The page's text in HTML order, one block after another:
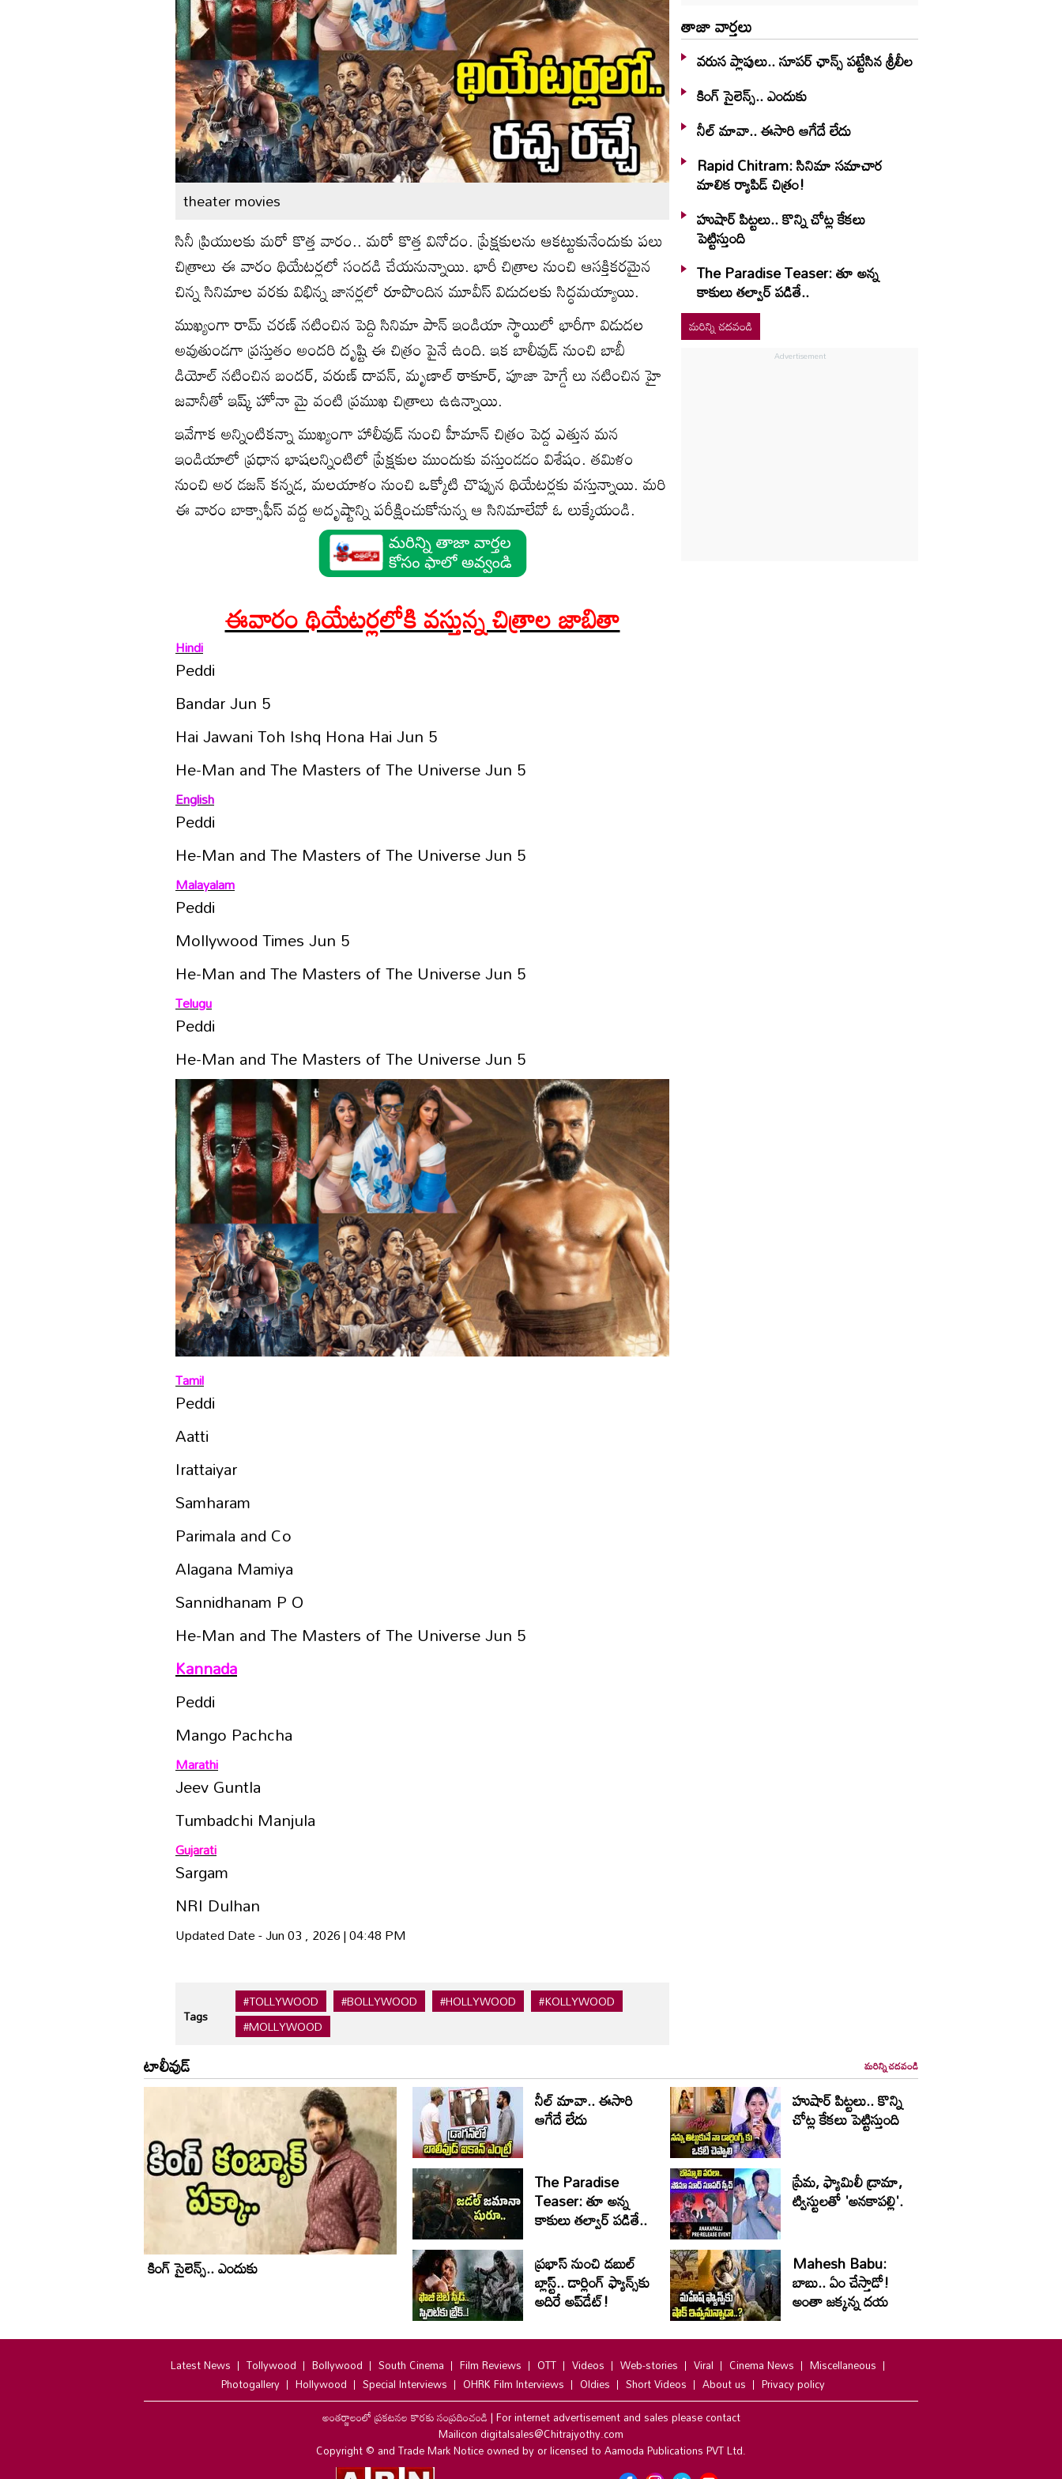
theater movies
సినీ ప్రియులకు మరో కొత్త వారం.. మరో కొత్త వినోదం. ప్రేక్షకులను ఆకట్టుకునేందుకు పలు
చిత్రాలు ఈ వారం థియేటర్లలో సందడి చేయనున్నాయి. భారీ చిత్రాల నుంచి ఆసక్తికరమైన
చిన్న సినిమాల వరకు విభిన్న జానర్లలో రూపొందిన మూవీస్ విడుదలకు సిద్ధమయ్యాయి.
ముఖ్యంగా రామ్ చ‌ర‌ణ్ న‌టించిన పెద్ది సినిమా పాన్ ఇండియా స్థాయిలో భారీగా విడుద‌ల
అవుతుండ‌గా ప్ర‌స్తుతం అంద‌రి దృష్టి ఈ చిత్రం పైనే ఉంది. ఇక బాలీవుడ్ నుంచి బాబీ
డియోల్ న‌టించిన బంద‌ర్‌, వ‌రుణ్ దావ‌న్‌, మృణాల్ ఠాకూర్‌, పూజా హెగ్డే లు న‌టించిన హై
జ‌వానీతో ఇష్క్ హోనా మై వంటి ప్ర‌ముఖ‌ చిత్రాలు ఉఉన్నాయి.
ఇవేగాక అన్నింటిక‌న్నా ముఖ్యంగా హాలీవుడ్ నుంచి హీమాన్ చిత్రం పెద్ద ఎత్తున మ‌న
ఇండియాలో ప్ర‌ధాన భాష‌లన్నింటిలో ప్రేక్ష‌కుల ముందుకు వ‌స్తుండ‌డం విశేషం. త‌మిళం
నుంచి అర డ‌జ‌న్ క‌న్న‌డ, మ‌ల‌యాళం నుంచి ఒక్కోటి చొప్పున థియేట‌ర్ల‌కు వ‌స్తున్నాయి. మరి
ఈ వారం బాక్సాఫీస్ వద్ద అదృష్టాన్ని పరీక్షించుకోనున్న ఆ సినిమాలేవో ఓ లుక్కేయండి.
ఈవారం థియేట‌ర్ల‌లోకి వ‌స్తున్న చిత్రాల జాబితా
Hindi
Peddi
Bandar Jun 5
Hai Jawani Toh Ishq Hona Hai Jun 5
He-Man and The Masters of The Universe Jun 5
English
Peddi
He-Man and The Masters of The Universe Jun 5
Malayalam
Peddi
Mollywood Times Jun 5
He-Man and The Masters of The Universe Jun 5
Telugu
Peddi
He-Man and The Masters of The Universe Jun 5
Tamil
Peddi
Aatti
Irattaiyar
Samharam
Parimala and Co
Alagana Mamiya
Sannidhanam P O
He-Man and The Masters of The Universe Jun 5
Kannada
Peddi
Mango Pachcha
Marathi
Jeev Guntla
Tumbadchi Manjula
Gujarati
Sargam
NRI Dulhan
Updated Date - Jun 03 , 2026 | 04:48 PM
Tags
#TOLLYWOOD #BOLLYWOOD #HOLLYWOOD
#KOLLYWOOD
#MOLLYWOOD
తాజా వార్తలు
వరుస ప్లాపులు.. సూపర్ ఛాన్స్ పట్టేసిన శ్రీలీల
కింగ్ సైలెన్స్.. ఎందుకు
నీల్ మావా.. ఈసారి ఆగేదే లేదు
Rapid Chitram: సినిమా సమాచార
మాలిక ర్యాపిడ్ చిత్రం!
హుషార్‌ పిట్టలు.. కొన్ని చోట్ల కేకలు
పెట్టిస్తుంది
The Paradise Teaser: తూ అన్న
కాకులు తల్వార్ పడితే..
మరిన్ని చదవండి
టాలీవుడ్ మరిన్ని చదవండి
కింగ్ సైలెన్స్.. ఎందుకు
నీల్ మావా.. ఈసారి
ఆగేదే లేదు
హుషార్‌ పిట్టలు.. కొన్ని
చోట్ల కేకలు పెట్టిస్తుంది
The Paradise
Teaser: తూ అన్న
కాకులు తల్వార్ పడితే..
ప్రేమ, ఫ్యామిలీ డ్రామా,
ట్విస్టులతో 'అనకాపల్లి'.
ప్రభాస్ నుంచి డబుల్
బ్లాస్ట్.. డార్లింగ్ ఫ్యాన్స్‌కు
అదిరే అప్‌డేట్!
Mahesh Babu:
బాబు.. ఏం చేస్తాడో!
అంతా జ‌క్క‌న్న ద‌య‌
Latest News Tollywood Bollywood South Cinema Film Reviews OTT Videos Web-stories Viral Cinema News
Miscellaneous
Photogallery
Hollywood Special Interviews OHRK Film Interviews Oldies Short Videos About us
Privacy policy
అంతర్జాలంలో ప్రకటనల కొరకు సంప్రదించండి|For internet advertisement and sales please contact
Mailicon digitalsales@Chitrajyothy.com
Copyright © and Trade Mark Notice owned by or licensed to Aamoda Publications PVT Ltd.